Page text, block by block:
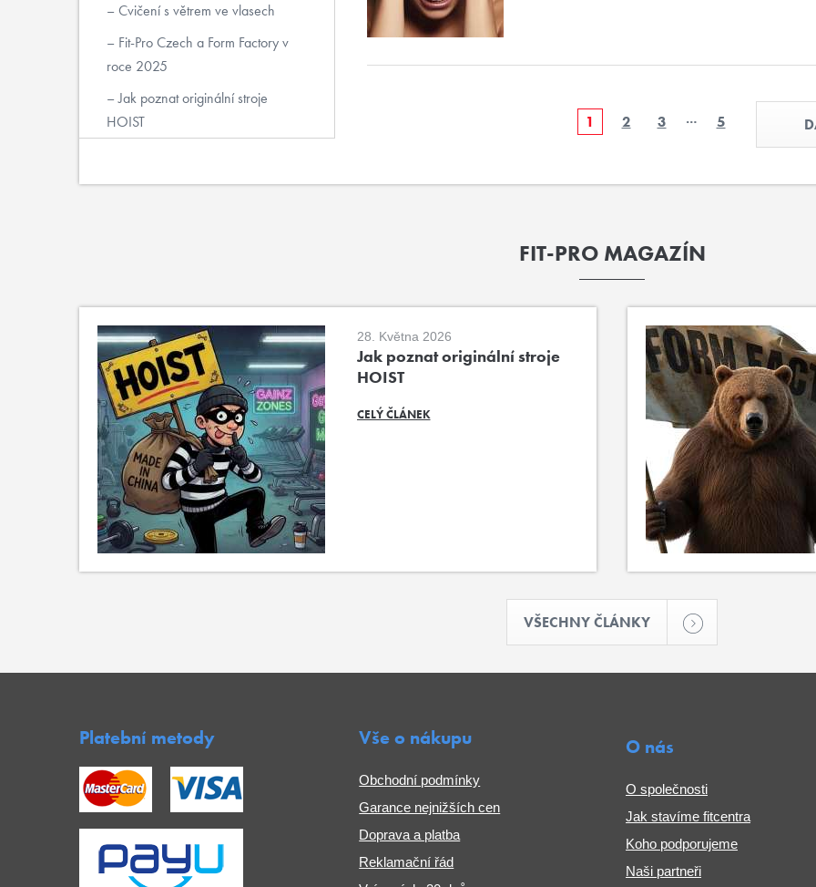
1 2 3 … 5
Cvičení s větrem ve vlasech
Fit-Pro Czech a Form Factory v
roce 2025
Jak poznat originální stroje
HOIST
FIT-PRO MAGAZÍN
28. Května 2026
Jak poznat originální stroje
HOIST
CELÝ ČLÁNEK
VŠECHNY ČLÁNKY
Platební metody Vše o nákupu
Obchodní podmínky
Garance nejnižších cen
Doprava a platba
Reklamační řád
O nás
O společnosti
Jak stavíme fitcentra
Koho podporujeme
Naši partneři